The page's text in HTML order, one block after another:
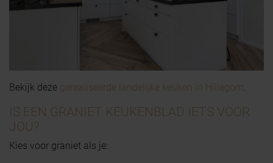
Bekijk deze gerealiseerde landelijke keuken in Hillegom
IS EEN GRANIET KEUKENBLAD IETS VOOR
JOU?
Kies voor graniet als je: